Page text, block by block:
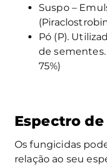
Suspo –
Pó (P).
de sementes.
75%)
Espectro de
Os fungicidas
relação ao seu